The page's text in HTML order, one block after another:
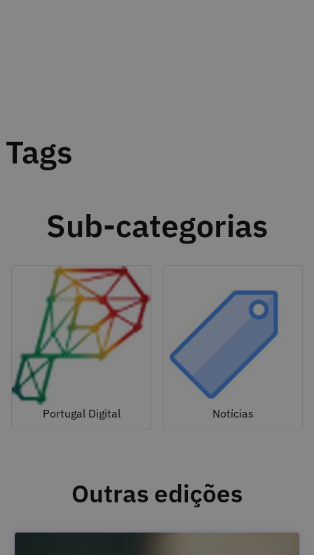
Tags
Sub-categorias
Portugal Digital Notícias
Outras edições